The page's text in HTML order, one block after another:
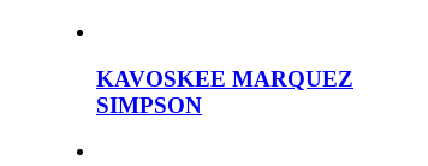
KAVOSKEE MARQUEZ
SIMPSON